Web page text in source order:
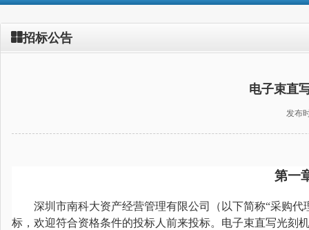
招标公告
电子束直
发布时
第一
深圳市南科大资产经营管理有限公司（以下简称“采购代
标，欢迎符合资格条件的投标人前来投标。 电子束直写光刻